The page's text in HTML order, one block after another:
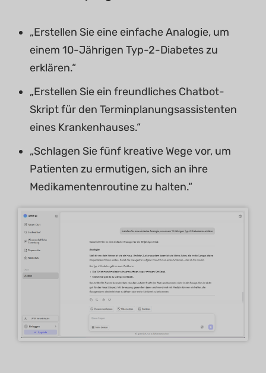
„Erstellen Sie eine einfache Analogie, um
einem 10-Jährigen Typ-2-Diabetes zu
erklären.“
„Erstellen Sie ein freundliches Chatbot-
Skript für den Terminplanungsassistenten
eines Krankenhauses.“
„Schlagen Sie fünf kreative Wege vor, um
Patienten zu ermutigen, sich an ihre
Medikamentenroutine zu halten.“